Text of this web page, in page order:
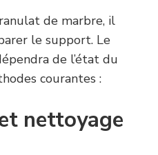
de marbre, il
le support. Le
de l’état du
courantes :
nettoyage